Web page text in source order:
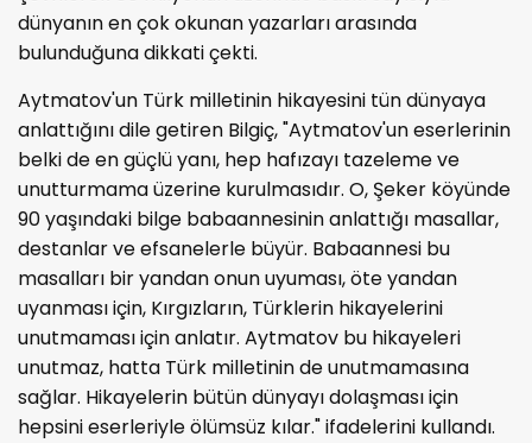
dünyanın en çok okunan yazarları arasında
bulunduğuna dikkati çekti.
Aytmatov'un Türk milletinin hikayesini tün dünyaya
anlattığını dile getiren Bilgiç, "Aytmatov'un eserlerinin
belki de en güçlü yanı, hep hafızayı tazeleme ve
unutturmama üzerine kurulmasıdır. O, Şeker köyünde
90 yaşındaki bilge babaannesinin anlattığı masallar,
destanlar ve efsanelerle büyür. Babaannesi bu
masalları bir yandan onun uyuması, öte yandan
uyanması için, Kırgızların, Türklerin hikayelerini
unutmaması için anlatır. Aytmatov bu hikayeleri
unutmaz, hatta Türk milletinin de unutmamasına
sağlar. Hikayelerin bütün dünyayı dolaşması için
hepsini eserleriyle ölümsüz kılar." ifadelerini kullandı.